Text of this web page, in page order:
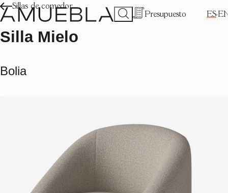
Presupuesto ES
Sillas de comedor
Silla Mielo
Bolia